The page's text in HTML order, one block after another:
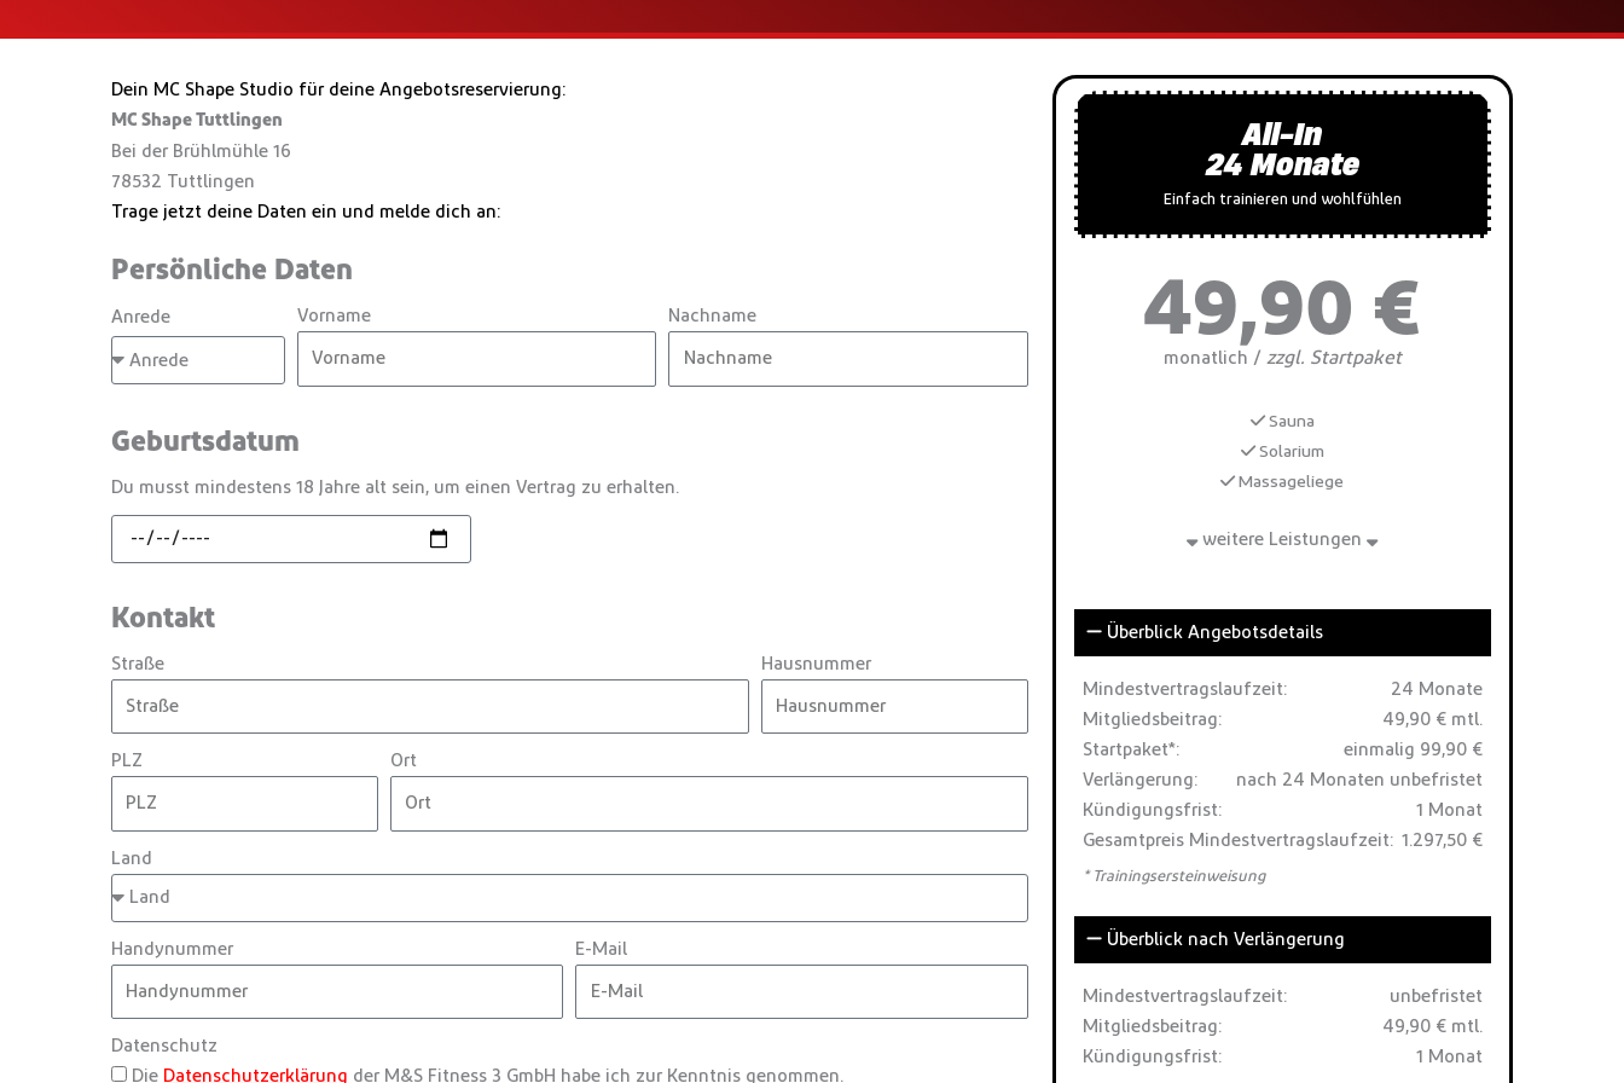
Dein MC Shape Studio für deine Angebotsreservierung:
MC Shape Tuttlingen
Bei der Brühlmühle 16
78532 Tuttlingen
Trage jetzt deine Daten ein und melde dich an:
Persönliche Daten
Anrede Vorname Nachname
Geburtsdatum
Du musst mindestens 18 Jahre alt sein, um einen Vertrag zu erhalten.
Kontakt
Straße Hausnummer
PLZ Ort
Land
Handynummer E-Mail
Datenschutz
Die Datenschutzerklärung der M&S Fitness 3 GmbH habe ich zur Kenntnis genommen.
All-In
24 Monate
Einfach trainieren und wohlfühlen
49,90 €
monatlich / zzgl. Startpaket
Sauna
Solarium
Massageliege
weitere Leistungen
Überblick Angebotsdetails
Mindestvertragslaufzeit:
24 Monate
Mitgliedsbeitrag:
49,90 € mtl.
Startpaket*:
einmalig 99,90 €
Verlängerung:
nach 24 Monaten unbefristet
Kündigungsfrist:
1 Monat
Gesamtpreis Mindestvertragslaufzeit: 1.297,50 €
* Trainingsersteinweisung
Überblick nach Verlängerung
Mindestvertragslaufzeit:
unbefristet
Mitgliedsbeitrag:
49,90 € mtl.
Kündigungsfrist:
1 Monat